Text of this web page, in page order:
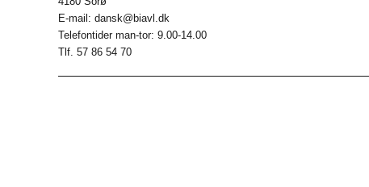
E-mail: dansk@biavl.dk
Telefontider man-tor: 9.00-14.00
Tlf. 57 86 54 70